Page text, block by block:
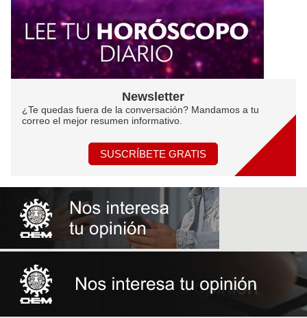
Newsletter
¿Te quedas fuera de la conversación? Mandamos a tu
correo el mejor resumen informativo.
SUSCRÍBETE GRATIS